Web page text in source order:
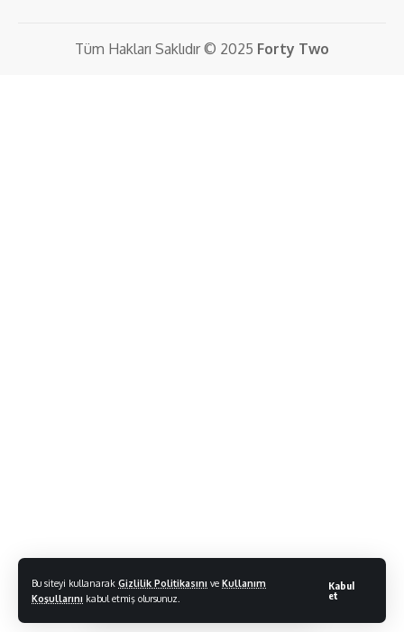
Bu siteyi kullanarak Gizlilik Politikasını ve Kullanım
Koşullarını kabul etmiş olursunuz.
Kabul
et
Tüm Hakları Saklıdır © 2025 Forty Two